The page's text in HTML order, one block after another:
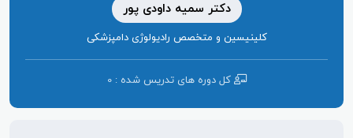
دکتر سمیه داودی پور
کلینیسین و متخصص رادیولوژی دامپزشکی
کل دوره ‌های تدریس شده : 0